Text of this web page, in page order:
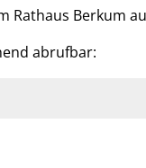
Rathaus Berkum
abrufbar: